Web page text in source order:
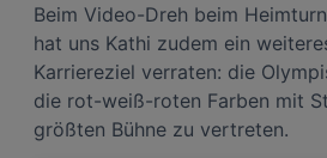
Beim Video-Dreh beim
hat uns Kathi zudem ein
Karriereziel verraten: die
die rot-weiß-roten Farben mit
größten Bühne zu vertreten.
Wir und unsere Partner
Folgendes bereitzustellen:
Verwendung genauer Standortdaten.
aktiv abfragen. Speichern von oder Zugriff auf
Endgerät. Personalisierte Werbung und Inhalte,
und der Performance von Inhalten,
und Verbesserung von Angeboten.